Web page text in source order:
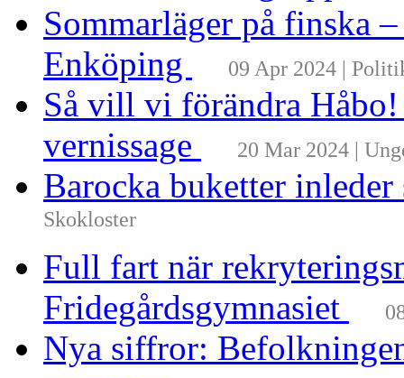
Sommarläger på finska
Enköping
09 Apr 2024 |
Så vill vi förändra
vernissage
20 Mar 2024 |
Barocka buketter
Skokloster
Full fart när
Fridegårdsgymnasiet
Nya siffror: